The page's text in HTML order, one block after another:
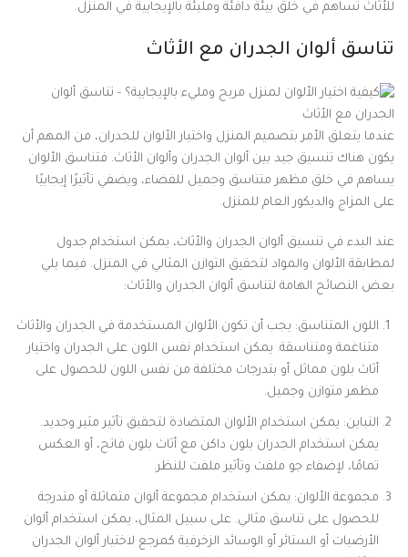
للأثاث تساهم في خلق بيئة دافئة ومليئة بالإيجابية في المنزل.
تناسق ألوان الجدران مع الأثاث
عندما يتعلق الأمر بتصميم المنزل واختيار الألوان للجدران، من المهم أن
يكون هناك تنسيق جيد بين ألوان الجدران وألوان الأثاث. فتناسق الألوان
يساهم في خلق مظهر متناسق وجميل للفضاء، ويضفي تأثيرًا إيجابيًا
على المزاج والديكور العام للمنزل.
عند البدء في تنسيق ألوان الجدران والأثاث، يمكن استخدام جدول
لمطابقة الألوان والمواد لتحقيق التوازن المثالي في المنزل. فيما يلي
بعض النصائح الهامة لتناسق ألوان الجدران والأثاث:
اللون المتناسق: يجب أن تكون الألوان المستخدمة في الجدران والأثاث
متناغمة ومتناسقة. يمكن استخدام نفس اللون على الجدران واختيار
أثاث بلون مماثل أو بتدرجات مختلفة من نفس اللون للحصول على
مظهر متوازن وجميل.
التباين: يمكن استخدام الألوان المتضادة لتحقيق تأثير مثير وجديد.
يمكن استخدام الجدران بلون داكن مع أثاث بلون فاتح، أو العكس
تمامًا، لإضفاء جو ملفت وتأثير ملفت للنظر.
مجموعة الألوان: يمكن استخدام مجموعة ألوان متماثلة أو متدرجة
للحصول على تناسق مثالي. على سبيل المثال، يمكن استخدام ألوان
الأرضيات أو الستائر أو الوسائد الزخرفية كمرجع لاختيار ألوان الجدران